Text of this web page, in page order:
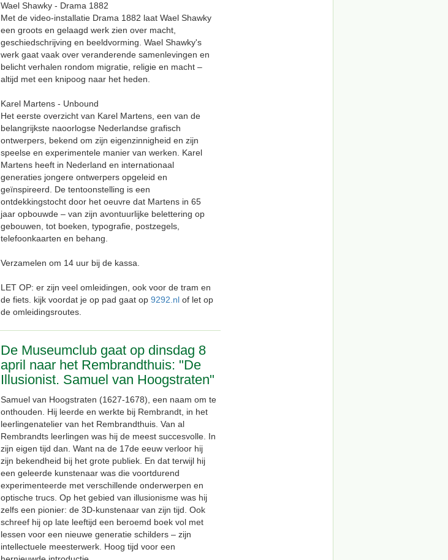
Wael Shawky - Drama 1882
Met de video-installatie Drama 1882 laat Wael Shawky
een groots en gelaagd werk zien over macht,
geschiedschrijving en beeldvorming. Wael Shawky's
werk gaat vaak over veranderende samenlevingen en
belicht verhalen rondom migratie, religie en macht –
altijd met een knipoog naar het heden.
Karel Martens - Unbound
Het eerste overzicht van Karel Martens, een van de
belangrijkste naoorlogse Nederlandse grafisch
ontwerpers, bekend om zijn eigenzinnigheid en zijn
speelse en experimentele manier van werken. Karel
Martens heeft in Nederland en internationaal
generaties jongere ontwerpers opgeleid en
geïnspireerd. De tentoonstelling is een
ontdekkingstocht door het oeuvre dat Martens in 65
jaar opbouwde – van zijn avontuurlijke belettering op
gebouwen, tot boeken, typografie, postzegels,
telefoonkaarten en behang.
Verzamelen om 14 uur bij de kassa.
LET OP: er zijn veel omleidingen, ook voor de tram en
de fiets. kijk voordat je op pad gaat op 9292.nlof let op
de omleidingsroutes.
De Museumclub gaat op dinsdag 8
april naar het Rembrandthuis: "De
Illusionist. Samuel van Hoogstraten"
Samuel van Hoogstraten (1627-1678), een naam om te
onthouden. Hij leerde en werkte bij Rembrandt, in het
leerlingenatelier van het Rembrandthuis. Van al
Rembrandts leerlingen was hij de meest succesvolle. In
zijn eigen tijd dan. Want na de 17de eeuw verloor hij
zijn bekendheid bij het grote publiek. En dat terwijl hij
een geleerde kunstenaar was die voortdurend
experimenteerde met verschillende onderwerpen en
optische trucs. Op het gebied van illusionisme was hij
zelfs een pionier: de 3D-kunstenaar van zijn tijd. Ook
schreef hij op late leeftijd een beroemd boek vol met
lessen voor een nieuwe generatie schilders – zijn
intellectuele meesterwerk. Hoog tijd voor een